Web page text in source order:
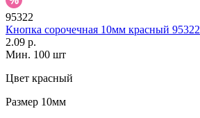
95322
Кнопка сорочечная 10мм красный 95322
2.09 р.
Мин. 100 шт
Цвет красный
Размер 10мм